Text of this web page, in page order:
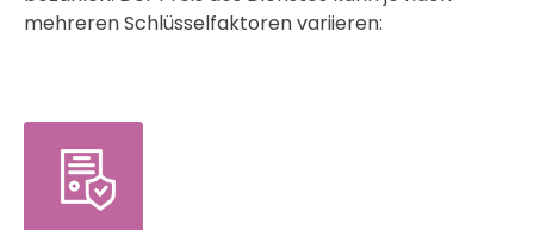
mehreren Schlüsselfaktoren variieren: